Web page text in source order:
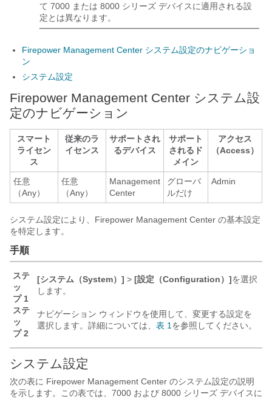
て 7000 または 8000 シリーズ デバイスに適用される設
定とは異なります。
Firepower Management Center システム設定のナビゲーショ
ン
システム設定
Firepower Management Center システム設
定のナビゲーション
スマート
ライセン
ス
従来のラ
イセンス
サポートされ
るデバイス
サポート
されるド
メイン
アクセス
（Access）
任意
（Any）
任意
（Any）
Management
Center
グローバ
ルだけ
Admin
システム設定により、 Firepower Management Center の基本設定
を特定します。
手順
ステ
ッ
プ 1
[システム（System）] > [設定（Configuration）]を選択
します。
ステ
ッ
プ 2
ナビゲーション ウィンドウを使用して、変更する設定を
選択します。詳細については、 表 1 を参照してください。
システム設定
次の表に Firepower Management Center のシステム設定の説明
を示します。この表では、 7000 および 8000 シリーズ デバイスに